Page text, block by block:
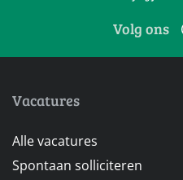
Volg ons
Vacatures
Alle vacatures
Spontaan solliciteren